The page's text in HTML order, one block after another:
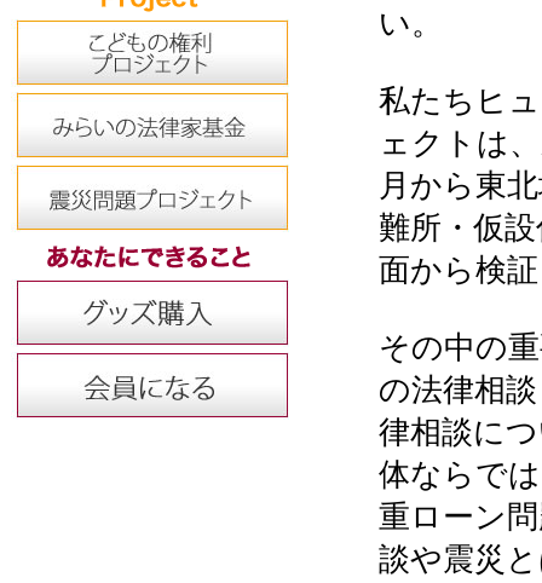
い。
私たちヒ
ェクトは
月から東
難所・仮
面から検
その中の
の法律相
律相談に
体ならで
重ローン
談や震災